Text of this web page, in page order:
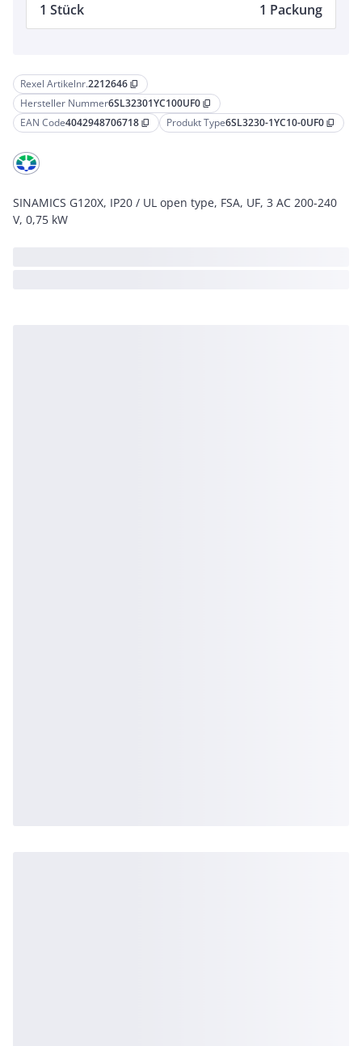
Rexel Artikelnr.2212646 content_copy
Hersteller Nummer6SL32301YC100UF0 content_copy
EAN Code4042948706718 content_copy Produkt Type6SL3230-1YC10-0UF0 content_copy
SINAMICS G120X, IP20 / UL open type, FSA, UF, 3 AC 200-240
V, 0,75 kW
1 Stück 1 Packung